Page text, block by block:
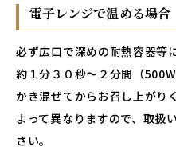
電子レンジで温める場合
必ず広口で深めの耐熱容器等
約１分３０秒～２分間（
かき混ぜてからお召し上が
よって異なりますので、取扱
さい。